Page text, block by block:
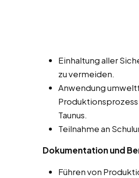
Einhaltung aller
zu vermeiden.
Anwendung
Taunus.
Teilnahme an
Dokumentation und
Führen von